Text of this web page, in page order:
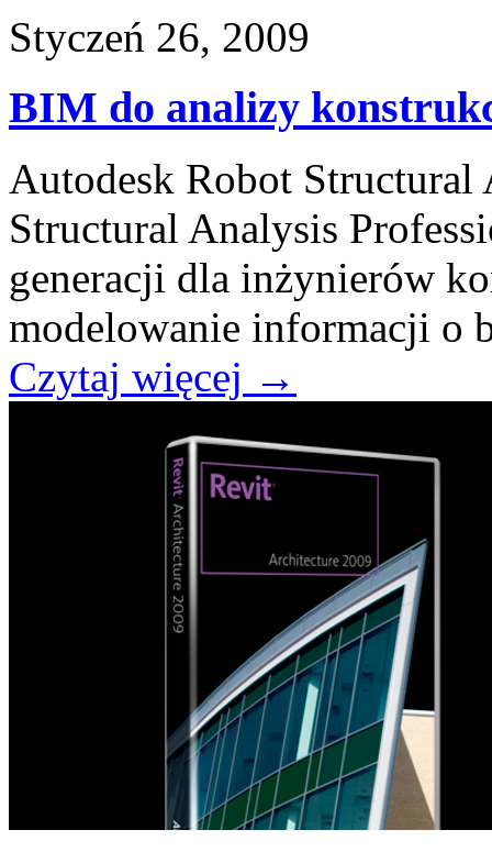
Styczeń 26, 2009
BIM do analizy
Autodesk Robot Structural
Structural Analysis
generacji dla inżynierów
modelowanie informacji o
Czytaj więcej →